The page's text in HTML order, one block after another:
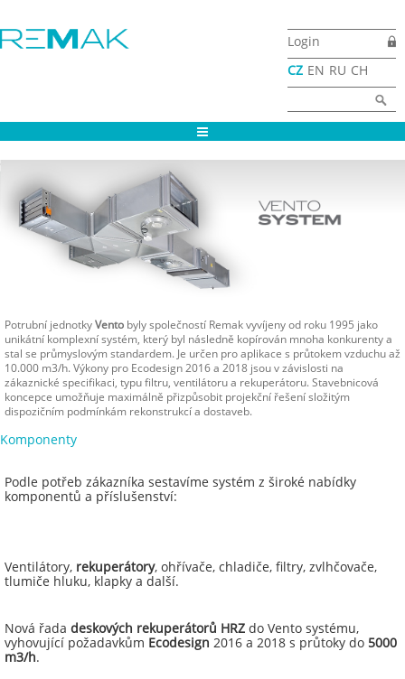
Login
CZ EN RU CH
Potrubní jednotkyVento byly společností Remak vyvíjeny od roku 1995 jako
unikátní komplexní systém, který byl následně kopírován mnoha konkurenty a
stal se průmyslovým standardem. Je určen pro aplikace s průtokem vzduchu až
10.000 m3/h. Výkony pro Ecodesign 2016 a 2018 jsou v závislosti na
zákaznické specifikaci, typu filtru, ventilátoru a rekuperátoru. Stavebnicová
koncepce umožňuje maximálně přizpůsobit projekční řešení složitým
dispozičním podmínkám rekonstrukcí a dostaveb.
Komponenty
Podle potřeb zákazníka sestavíme systém z široké nabídky
komponentů a příslušenství:
Ventilátory, rekuperátory, ohřívače, chladiče, filtry, zvlhčovače,
tlumiče hluku, klapky a další.
Nová řada deskových rekuperátorů HRZ do Vento systému,
vyhovující požadavkům Ecodesign 2016 a 2018 s průtoky do 5000
m3/h.